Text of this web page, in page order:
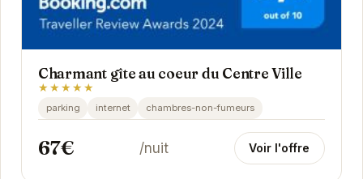
Charmant gîte au coeur du Centre Ville
★★★★★
parking internet chambres-non-fumeurs
67€ /nuit Voir l'offre